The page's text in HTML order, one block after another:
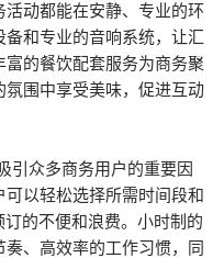
动都能在安静、专业的环
和专业的音响系统，让汇
的餐饮配套服务为商务聚
围中享受美味，促进互动
引众多商务用户的重要因
以轻松选择所需时间段和
的不便和浪费。小时制的
、高效率的工作习惯，同